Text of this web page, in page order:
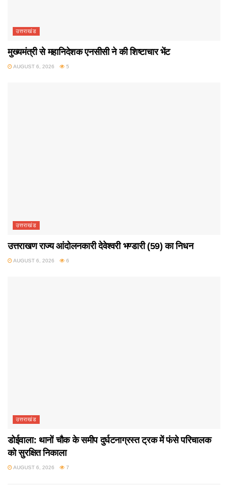
उत्तराखंड
मुख्यमंत्री से महानिदेशक एनसीसी ने की शिष्टाचार भेंट
AUGUST 6, 2026 5
उत्तराखंड
उत्तराखण राज्य आंदोलनकारी देवेश्वरी भण्डारी (59) का निधन
AUGUST 6, 2026 6
उत्तराखंड
डोईवाला: थानों चौक के समीप दुर्घटनाग्रस्त ट्रक में फंसे परिचालक
को सुरक्षित निकाला
AUGUST 6, 2026 7